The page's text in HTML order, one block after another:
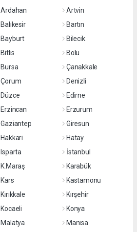
Ardahan
Artvin
Balıkesir
Bartın
Bayburt
Bilecik
Bitlis
Bolu
Bursa
Çanakkale
Çorum
Denizli
Düzce
Edirne
Erzincan
Erzurum
Gaziantep
Giresun
Hakkari
Hatay
Isparta
İstanbul
K.Maraş
Karabük
Kars
Kastamonu
Kırıkkale
Kırşehir
Kocaeli
Konya
Malatya
Manisa